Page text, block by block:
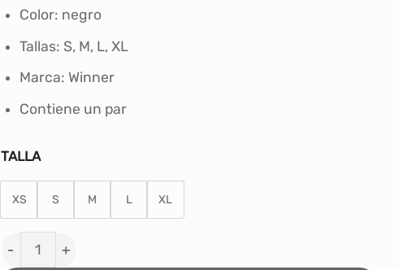
original
era:
Color: negro
Tallas: S, M, L, XL
Marca: Winner
Contiene un par
TALLA
XS S M L XL
MANGAS DE VOLEY WINNER - NEGRO cantidad